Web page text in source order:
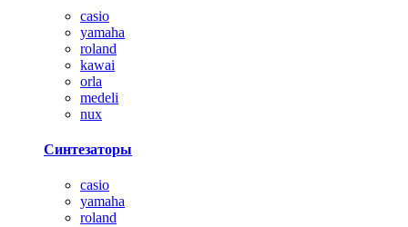
casio
yamaha
roland
kawai
orla
medeli
nux
Синтезаторы
casio
yamaha
roland